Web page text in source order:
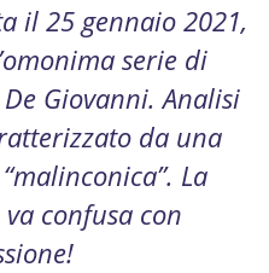
il 25 gennaio 2021,
serie di
Giovanni. Analisi
da una
La
confusa con